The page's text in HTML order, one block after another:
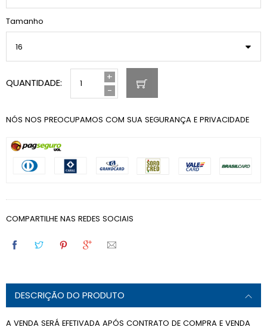
Tamanho
QUANTIDADE:
-
+
NÓS NOS PREOCUPAMOS COM SUA SEGURANÇA E PRIVACIDADE
COMPARTILHE NAS REDES SOCIAIS
DESCRIÇÃO DO PRODUTO
A VENDA SERÁ EFETIVADA APÓS CONTRATO DE COMPRA E VENDA